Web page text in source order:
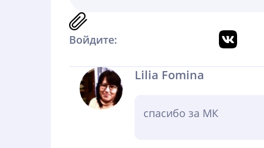
Войдите:
Lilia Fomina
спасибо за МК